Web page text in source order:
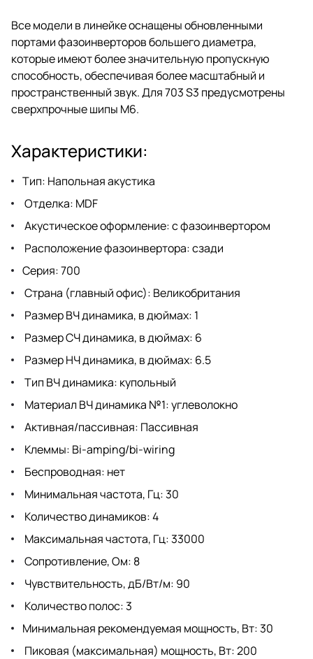
Все модели в линейке оснащены обновленными
портами фазоинверторов большего диаметра,
которые имеют более значительную пропускную
способность, обеспечивая более масштабный и
пространственный звук. Для 703 S3 предусмотрены
сверхпрочные шипы M6.
Характеристики:
Тип: Напольная акустика
Отделка: MDF
Акустическое оформление: с фазоинвертором
Расположение фазоинвертора: сзади
Серия: 700
Страна (главный офис): Великобритания
Размер ВЧ динамика, в дюймах: 1
Размер СЧ динамика, в дюймах: 6
Размер НЧ динамика, в дюймах: 6.5
Тип ВЧ динамика: купольный
Материал ВЧ динамика №1: углеволокно
Активная/пассивная: Пассивная
Клеммы: Bi-amping/bi-wiring
Беспроводная: нет
Минимальная частота, Гц: 30
Количество динамиков: 4
Максимальная частота, Гц: 33000
Сопротивление, Ом: 8
Чувствительность, дБ/Вт/м: 90
Количество полос: 3
Минимальная рекомендуемая мощность, Вт: 30
Пиковая (максимальная) мощность, Вт: 200